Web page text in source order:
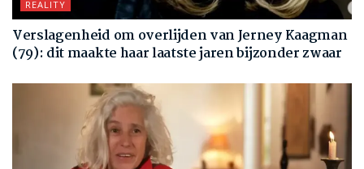
REALITY
Verslagenheid om overlijden van Jerney Kaagman
(79): dit maakte haar laatste jaren bijzonder zwaar